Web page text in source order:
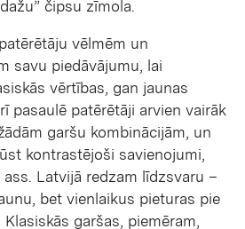
čipsu zīmola.
vēlmēm un
savu piedāvājumu, lai
vērtības, gan jaunas
pasaulē patērētāji arvien vairāk
garšu kombinācijām, un
kontrastējoši savienojumi,
Latvijā redzam līdzsvaru –
bet vienlaikus pieturas pie
garšas, piemēram,